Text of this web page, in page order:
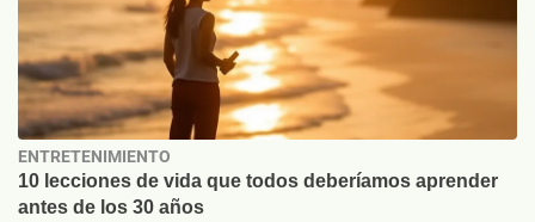
ENTRETENIMIENTO
10 lecciones de vida que todos deberíamos aprender
antes de los 30 años